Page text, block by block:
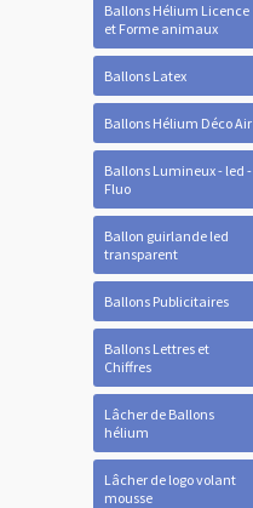
Ballons Hélium Licence
et Forme animaux
Ballons Latex
Ballons Hélium Déco Air
Ballons Lumineux - led -
Fluo
Ballon guirlande led
transparent
Ballons Publicitaires
Ballons Lettres et
Chiffres
Lâcher de Ballons
hélium
Lâcher de logo volant
mousse